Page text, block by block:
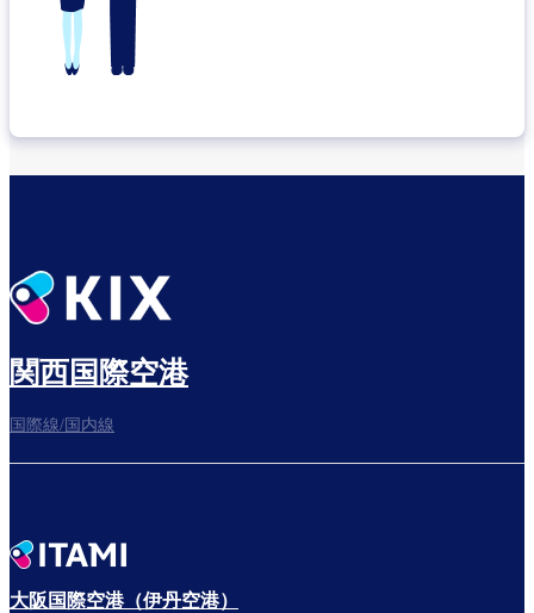
関西国際空港
国際線/国内線
大阪国際空港（伊丹空港）